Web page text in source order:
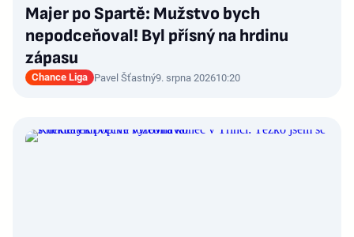
Majer po Spartě: Mužstvo bych
nepodceňoval! Byl přísný na hrdinu
zápasu
Chance Liga Pavel Šťastný9. srpna 202610:20